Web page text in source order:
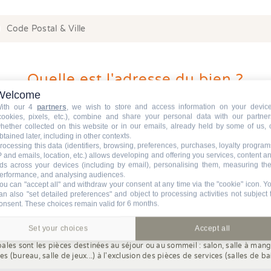
Quelle est l'adresse du bien ?
or more characters for results.
est le nombre de pièces
sont les pièces destinées au séjour ou au sommeil : salon, salle à
(bureau, salle de jeux...) à l'exclusion des pièces de services (salles de
our 4 partners , we wish to store and access information on your
pixels, etc.), combine and share your personal data with our
collected on this website or in our emails, already held by some of us,
later, including in other contexts.
this data (identifiers, browsing, preferences, purchases, loyalty
and emails, location, etc.) allows developing and offering you services, content
across your devices (including by email), personalising them, measuring
and analysing audiences.
can "accept all" and withdraw your consent at any time via the "cookie" icon.
also "set detailed preferences" and object to processing activities not subject
These choices remain valid for 6 months.
Set your choices Accept all